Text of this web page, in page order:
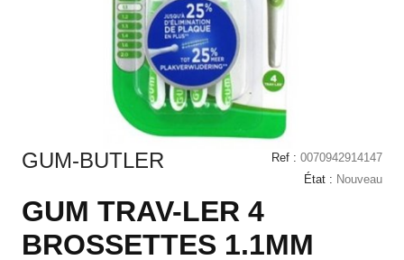
GUM-BUTLER Ref : 0070942914147
État : Nouveau
GUM TRAV-LER 4
BROSSETTES 1.1MM